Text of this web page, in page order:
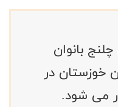
بانوان
خوزستان در
می شود.